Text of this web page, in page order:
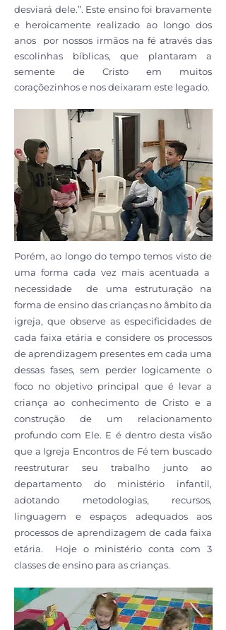
desviará dele.”. Este ensino foi bravamente
e heroicamente realizado ao longo dos
anos por nossos irmãos na fé através das
escolinhas bíblicas, que plantaram a
semente de Cristo em muitos
coraçõezinhos e nos deixaram este legado.
Porém, ao longo do tempo temos visto de
uma forma cada vez mais acentuada a
necessidade de uma estruturação na
forma de ensino das crianças no âmbito da
igreja, que observe as especificidades de
cada faixa etária e considere os processos
de aprendizagem presentes em cada uma
dessas fases, sem perder logicamente o
foco no objetivo principal que é levar a
criança ao conhecimento de Cristo e a
construção de um relacionamento
profundo com Ele. E é dentro desta visão
que a Igreja Encontros de Fé tem buscado
reestruturar seu trabalho junto ao
departamento do ministério infantil,
adotando metodologias, recursos,
linguagem e espaços adequados aos
processos de aprendizagem de cada faixa
etária. Hoje o ministério conta com 3
classes de ensino para as crianças.